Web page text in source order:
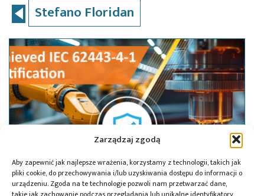
Zarządzaj zgodą
Aby zapewnić jak najlepsze wrażenia, korzystamy z technologii, takich jak
pliki cookie, do przechowywania i/lub uzyskiwania dostępu do informacji o
urządzeniu. Zgoda na te technologie pozwoli nam przetwarzać dane,
Stefano Floridan